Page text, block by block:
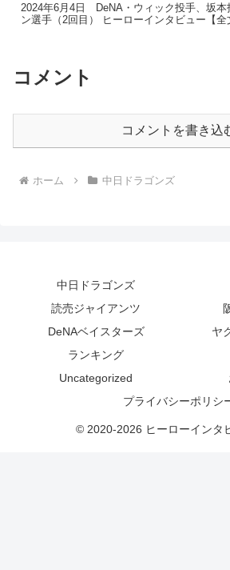
2024年6月4日 DeNA・ウィック投手、坂本
ン選手（2回目） ヒーローインタビュー【全
コメント
コメントを書き込
ホーム 中日ドラゴンズ
中日ドラゴンズ
読売ジャイアンツ
DeNAベイスターズ
ヤ
ランキング
Uncategorized
プライバシーポリシ
© 2020-2026 ヒーローインタ